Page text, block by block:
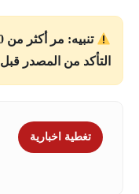
التأكد من المصدر قبل
تغطية اخبارية